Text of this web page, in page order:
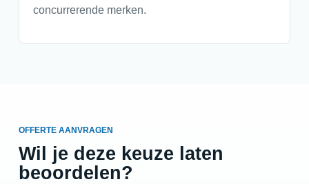
concurrerende merken.
OFFERTE AANVRAGEN
Wil je deze keuze laten
beoordelen?